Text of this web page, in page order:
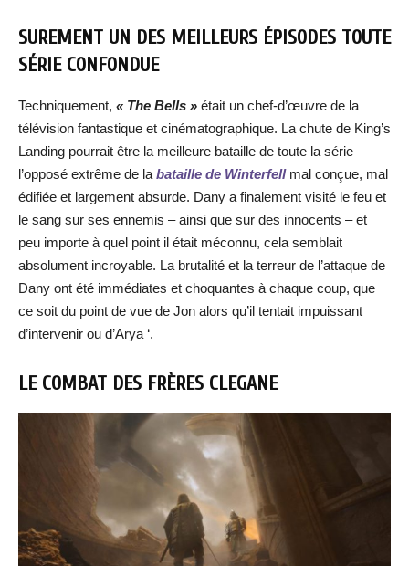
SUREMENT UN DES MEILLEURS ÉPISODES TOUTE
SÉRIE CONFONDUE
Techniquement, « The Bells » était un chef-d’œuvre de la
télévision fantastique et cinématographique. La chute de King’s
Landing pourrait être la meilleure bataille de toute la série –
l’opposé extrême de la bataille de Winterfell mal conçue, mal
édifiée et largement absurde. Dany a finalement visité le feu et
le sang sur ses ennemis – ainsi que sur des innocents – et
peu importe à quel point il était méconnu, cela semblait
absolument incroyable. La brutalité et la terreur de l’attaque de
Dany ont été immédiates et choquantes à chaque coup, que
ce soit du point de vue de Jon alors qu’il tentait impuissant
d’intervenir ou d’Arya ‘.
LE COMBAT DES FRÈRES CLEGANE